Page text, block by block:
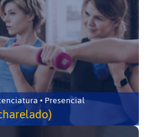
• Presencial